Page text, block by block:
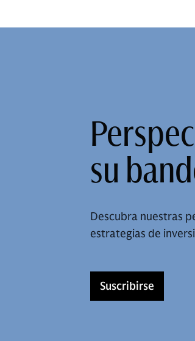
su
Descubra nuestras
estrategias de
Suscribirse